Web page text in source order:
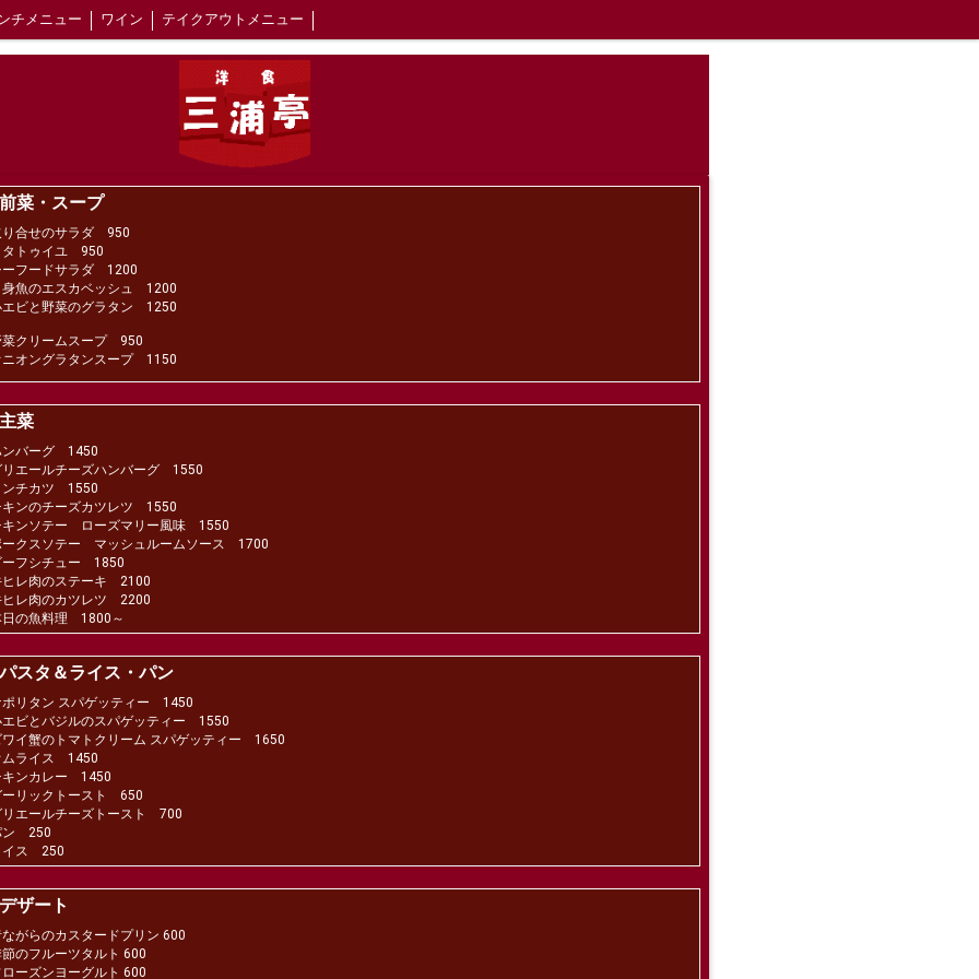
チメニュー ワイン テイクアウトメニュー
前菜・スープ
り合せのサラダ 950
タトゥイユ 950
ーフードサラダ 1200
身魚のエスカベッシュ 1200
エビと野菜のグラタン 1250
菜クリームスープ 950
ニオングラタンスープ 1150
主菜
ンバーグ 1450
リエールチーズハンバーグ 1550
ンチカツ 1550
キンのチーズカツレツ 1550
キンソテー ローズマリー風味 1550
ークスソテー マッシュルームソース 1700
ーフシチュー 1850
ヒレ肉のステーキ 2100
ヒレ肉のカツレツ 2200
日の魚料理 1800～
パスタ＆ライス・パン
ポリタン スパゲッティー 1450
エビとバジルのスパゲッティー 1550
ワイ蟹のトマトクリーム スパゲッティー 1650
ムライス 1450
キンカレー 1450
ーリックトースト 650
リエールチーズトースト 700
ン 250
イス 250
デザート
ながらのカスタードプリン 600
節のフルーツタルト 600
ローズンヨーグルト 600